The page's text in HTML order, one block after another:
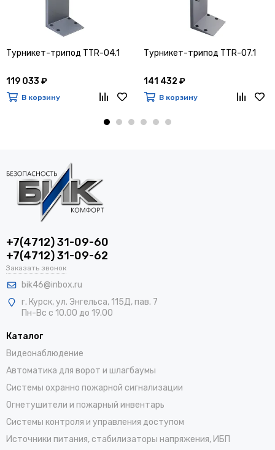
Турникет-трипод TTR-04.1
119 033 ₽
В корзину
Турникет-трипод TTR-07.1
141 432 ₽
В корзину
+7(4712) 31-09-60
+7(4712) 31-09-62
Заказать звонок
bik46@inbox.ru
г. Курск, ул. Энгельса, 115Д, пав. 7
Пн-Вс с 10.00 до 19.00
Каталог
Видеонаблюдение
Автоматика для ворот и шлагбаумы
Системы охранно пожарной сигнализации
Огнетушители и пожарный инвентарь
Системы контроля и управления доступом
Источники питания, стабилизаторы напряжения, ИБП